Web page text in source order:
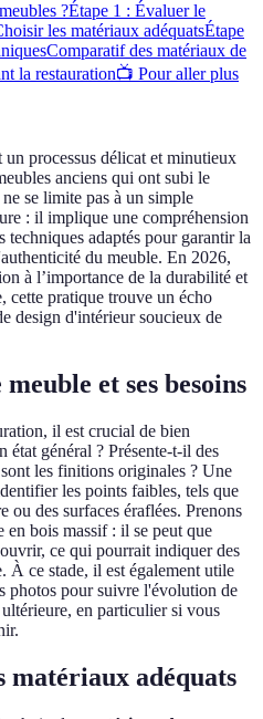
?Étape 1 : Évaluer le
les matériaux adéquatsÉtape
Comparatif des matériaux de
la restauration📺 Pour aller plus
un processus délicat et minutieux
anciens qui ont subi le
se limite pas à un simple
: il implique une compréhension
techniques adaptés pour garantir la
du meuble. En 2026,
à l’importance de la durabilité et
cette pratique trouve un écho
design d'intérieur soucieux de
et ses besoins
il est crucial de bien
état général ? Présente-t-il des
les finitions originales ? Une
les points faibles, tels que
ou des surfaces éraflées. Prenons
bois massif : il se peut que
ce qui pourrait indiquer des
À ce stade, il est également utile
photos pour suivre l'évolution de
en particulier si vous
matériaux adéquats